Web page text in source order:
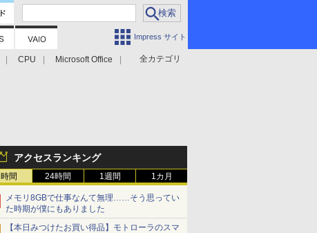
Impress サイト
全カテゴリ
CPU
Microsoft Office
アクセスランキング
間 24時間 1週間 1カ月
メモリ8GBで仕事なんて無理……そう思ってい
た時期が僕にもありました
【本日みつけたお買い得品】モトローラのスマ